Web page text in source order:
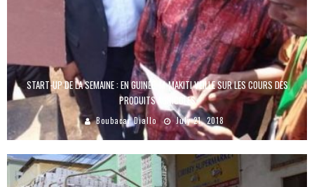
START-UP DE LA SEMAINE : EN GUINÉE, M-MAKITI VEILLE SUR LES COURS DES
PRODUITS AGRICOLES
Boubacar Diallo July 21, 2018